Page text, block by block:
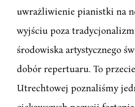
uwrażliwienie pianistki na
wyjściu poza
środowiska artystycznego
dobór repertuaru. To
Utrechtowej poznaliśmy